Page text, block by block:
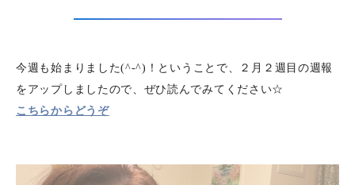
今週も始まりました(^-^)！ということで、２月２週目の週報
をアップしましたので、ぜひ読んでみてください☆
こちらからどうぞ